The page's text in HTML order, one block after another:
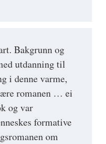
Bakgrunn og
utdanning til
i denne varme,
romanen … ei
og var
formative
om